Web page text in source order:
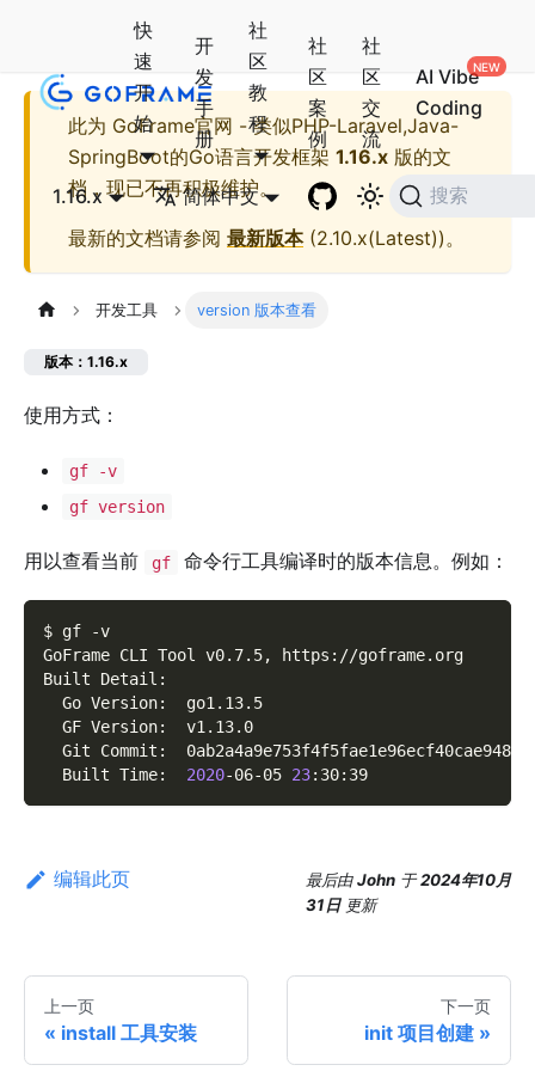
快
速
开
始
开
发
手
册
社
区
教
程
社
区
案
例
社
区
交
流
AI Vibe
Coding
1.16.x 简体中文 搜索
此为 GoFrame官网 - 类似PHP-Laravel,Java-
SpringBoot的Go语言开发框架 1.16.x 版的文
档，现已不再积极维护。
最新的文档请参阅 最新版本(2.10.x(Latest))。
开发工具 version 版本查看
版本：1.16.x
使用方式：
gf -v
gf version
用以查看当前 gf 命令行工具编译时的版本信息。例如：
$ gf
-v
GoFrame CLI Tool v0.7.5, https://goframe.org
Built Detail:
  Go Version:  go1.13.5
  GF Version:  v1.13.0
Git Commit:
  Built Time:
2020-06-05 23:30:39
编辑此页 最后由John 于2024年10月
31日 更新
上一页
install 工具安装
下一页
init 项目创建